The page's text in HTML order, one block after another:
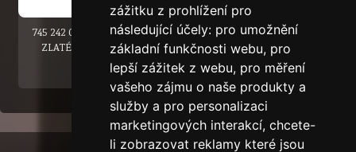
zážitku z prohlížení pro
následující účely: pro umožnění
základní funkčnosti webu, pro
lepší zážitek z webu, pro měření
vašeho zájmu o naše produkty a
služby a pro personalizaci
marketingových interakcí, chcete-
li zobrazovat reklamy které jsou
745 242 001 00171 0700000
ZLATÉ KŘTÍCÍ HODINY
745 242 001 00171 0000000
ZLATÉ KŘTÍCÍ HODINY